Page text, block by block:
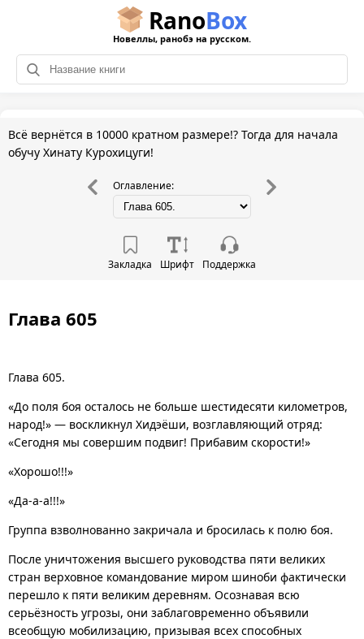
RanoBox
Новеллы, ранобэ на русском.
Всё вернётся в 10000 кратном размере!? Тогда для начала
обучу Хинату Курохицуги!
Оглавление:
Закладка Шрифт Поддержка
Глава 605
Глава 605.
«До поля боя осталось не больше шестидесяти километров,
народ!» — воскликнул Хидэёши, возглавляющий отряд:
«Сегодня мы совершим подвиг! Прибавим скорости!»
«Хорошо!!!»
«Да-а-а!!!»
Группа взволнованно закричала и бросилась к полю боя.
После уничтожения высшего руководства пяти великих
стран верховное командование миром шиноби фактически
перешло к пяти великим деревням. Осознавая всю
серьёзность угрозы, они заблаговременно объявили
всеобщую мобилизацию, призывая всех способных